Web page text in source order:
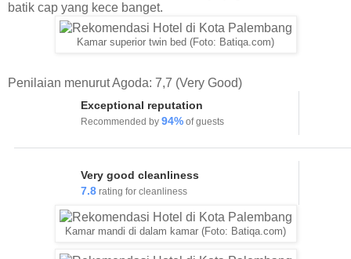
batik cap yang kece banget.
Kamar superior twin bed (Foto: Batiqa.com)
Penilaian menurut Agoda: 7,7 (Very Good)
Exceptional reputation
Recommended by 94% of guests
Very good cleanliness
7.8 rating for cleanliness
Kamar mandi di dalam kamar (Foto: Batiqa.com)